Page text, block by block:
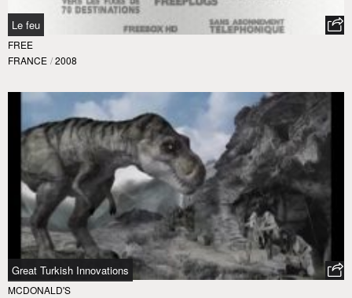
Le feu
FREE
FRANCE / 2008
Great Turkish Innovations
MCDONALD'S